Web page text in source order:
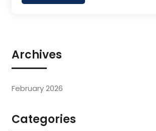
Archives
February 2026
Categories